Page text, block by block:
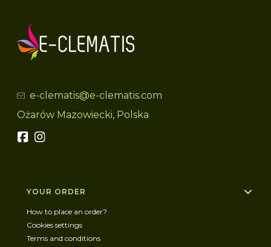
e-clematis@e-clematis.com
Ożarów Mazowiecki, Polska
Footer menu
YOUR ORDER
How to place an order?
Cookies settings
Terms and conditions